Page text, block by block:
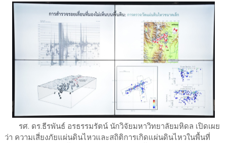
รศ. ดร.ธีรพันธ์ อรธรรมรัตน์ นักวิจัยมหาวิทยาลัยมหิดล เปิดเผย
ว่า ความเสี่ยงภัยแผ่นดินไหวและสถิติการเกิดแผ่นดินไหวในพื้นที่